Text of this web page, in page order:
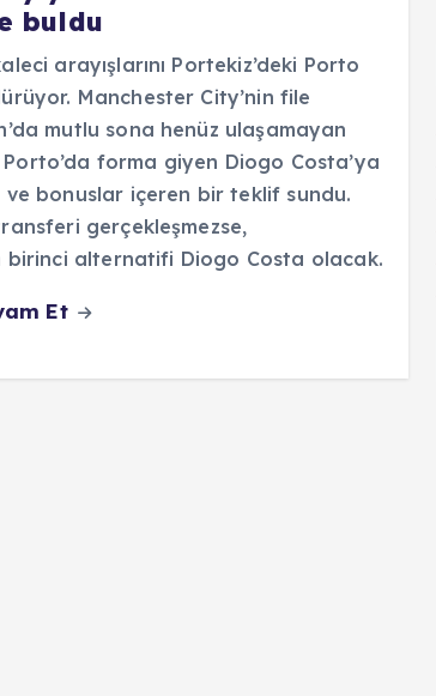
buldu
arayışlarını Portekiz’deki Porto
Manchester City’nin file
mutlu sona henüz ulaşamayan
Porto’da forma giyen Diogo Costa’ya
ve bonuslar içeren bir teklif sundu.
gerçekleşmezse,
birinci alternatifi Diogo Costa olacak.
Et